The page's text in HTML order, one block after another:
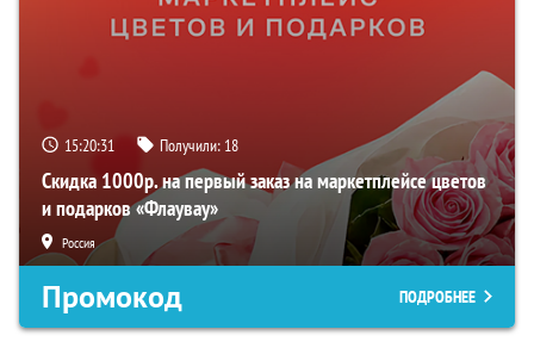
15:20:31 Получили: 18
Скидка 1000р. на первый заказ на маркетплейсе цветов
и подарков «Флаувау»
Россия
Промокод ПОДРОБНЕЕ